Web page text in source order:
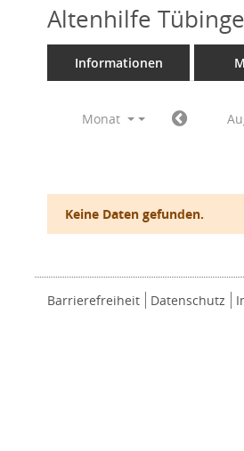
Altenhilfe
Informationen
Monat
Keine Daten gefunden.
Barrierefreiheit Datenschutz